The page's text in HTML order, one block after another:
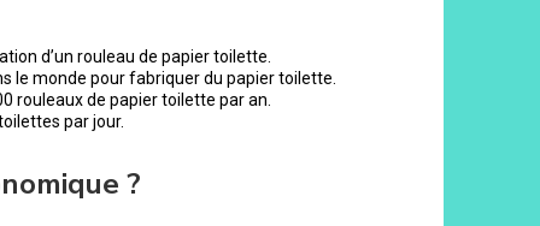
d’un rouleau de papier toilette.
le monde pour fabriquer du papier toilette.
rouleaux de papier toilette par an.
par jour.
?